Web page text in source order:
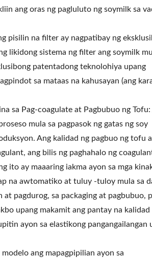
ang oras ng pagluluto ng soymilk sa
pisilin na filter ay nagpatibay ng
likidong sistema ng filter ang soymilk
patentadong teknolohiya upang
sa mataas na kahusayan (ang
sa Pag-coagulate at Pagbubuo ng Tofu:
mula sa pagpasok ng gatas ng soy
Ang kalidad ng pagbuo ng tofu
ang bilis ng paghahalo ng
ito ay maaaring iakma ayon sa mga
na awtomatiko at tuluy -tuloy mula sa
pagdurog, sa packaging at pagbubuo,
upang makamit ang pantay na kalidad
ayon sa elastikong pangangailangan
ang mapagpipilian ayon sa
Roller Extruding